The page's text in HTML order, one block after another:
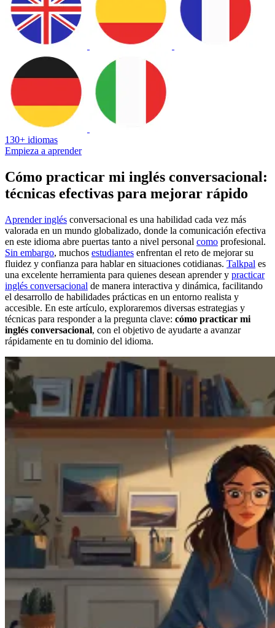
130+ idiomas
Empieza a aprender
Cómo practicar mi inglés conversacional:
técnicas efectivas para mejorar rápido
Aprender inglés conversacional es una habilidad cada vez más
valorada en un mundo globalizado, donde la comunicación efectiva
en este idioma abre puertas tanto a nivel personal como profesional.
Sin embargo, muchos estudiantes enfrentan el reto de mejorar su
fluidez y confianza para hablar en situaciones cotidianas. Talkpal es
una excelente herramienta para quienes desean aprender y practicar
inglés conversacional de manera interactiva y dinámica, facilitando
el desarrollo de habilidades prácticas en un entorno realista y
accesible. En este artículo, exploraremos diversas estrategias y
técnicas para responder a la pregunta clave: cómo practicar mi
inglés conversacional, con el objetivo de ayudarte a avanzar
rápidamente en tu dominio del idioma.